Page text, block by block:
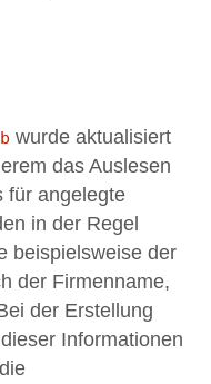
wurde aktualisiert
das Auslesen
für angelegte
in der Regel
beispielsweise der
der Firmenname,
der Erstellung
Informationen